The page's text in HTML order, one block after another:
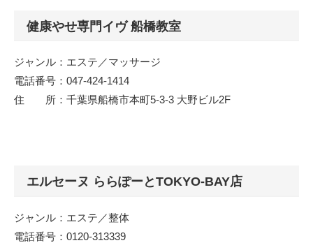
健康やせ専門イヴ 船橋教室
ジャンル：エステ／マッサージ
電話番号：047-424-1414
住 所：千葉県船橋市本町5-3-3 大野ビル2F
エルセーヌ ららぽーとTOKYO-BAY店
ジャンル：エステ／整体
電話番号：0120-313339